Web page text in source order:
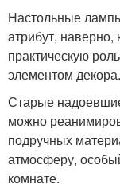
Настольные
атрибут,
практическую
элементом декора.
Старые
можно
подручных
атмосферу,
комнате.